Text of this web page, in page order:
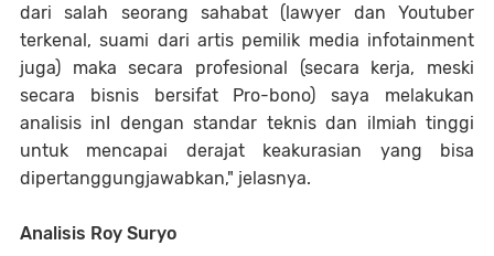
dari salah seorang sahabat (lawyer dan Youtuber
terkenal, suami dari artis pemilik media infotainment
juga) maka secara profesional (secara kerja, meski
secara bisnis bersifat Pro-bono) saya melakukan
analisis inI dengan standar teknis dan ilmiah tinggi
untuk mencapai derajat keakurasian yang bisa
dipertanggungjawabkan," jelasnya.
Analisis Roy Suryo